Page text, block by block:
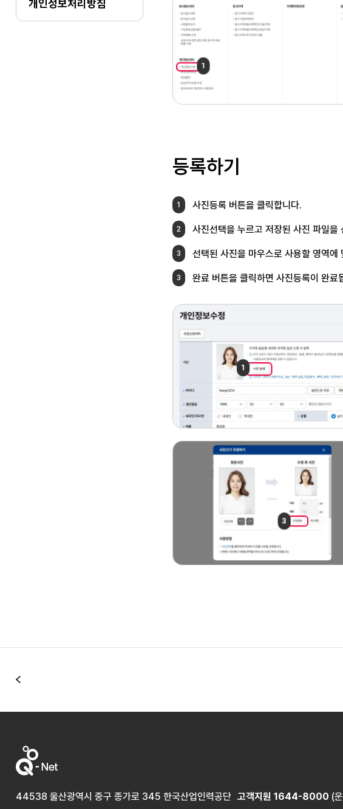
개인정보처리방침
등록하기
1 사진등록 버튼을 클릭합니다.
2 사진선택을 누르고 저장된 사진 파일을
3 선택된 사진을 마우스로 사용할 영역에
3 완료 버튼을 클릭하면 사진등록이 완료
44538 울산광역시 중구 종가로 345 한국산업인력공단 고객지원 1644-8000 (